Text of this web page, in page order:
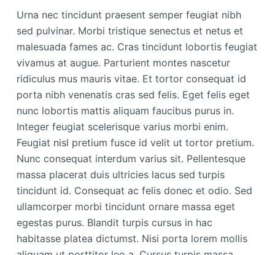
Urna nec tincidunt praesent semper feugiat nibh
sed pulvinar. Morbi tristique senectus et netus et
malesuada fames ac. Cras tincidunt lobortis feugiat
vivamus at augue. Parturient montes nascetur
ridiculus mus mauris vitae. Et tortor consequat id
porta nibh venenatis cras sed felis. Eget felis eget
nunc lobortis mattis aliquam faucibus purus in.
Integer feugiat scelerisque varius morbi enim.
Feugiat nisl pretium fusce id velit ut tortor pretium.
Nunc consequat interdum varius sit. Pellentesque
massa placerat duis ultricies lacus sed turpis
tincidunt id. Consequat ac felis donec et odio. Sed
ullamcorper morbi tincidunt ornare massa eget
egestas purus. Blandit turpis cursus in hac
habitasse platea dictumst. Nisi porta lorem mollis